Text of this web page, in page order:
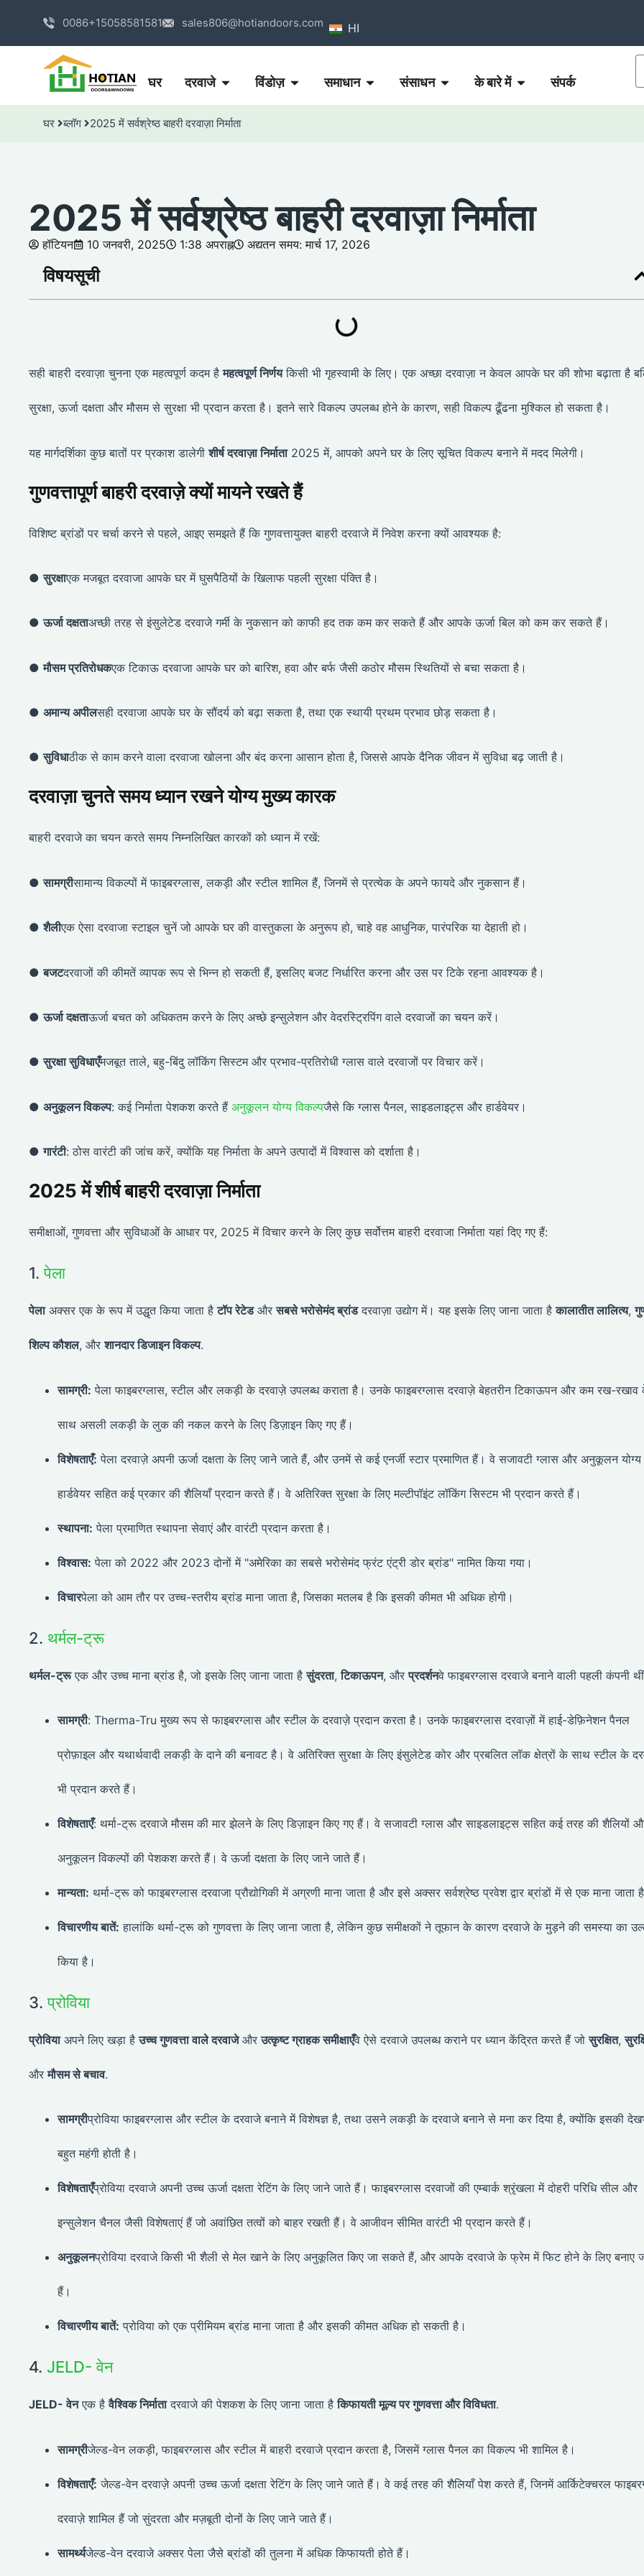
0086+15058581581 sales806@hotiandoors.com HI
घर दरवाजे विंडोज़ समाधान संसाधन के बारे में संपर्क
घर ब्लॉग 2025 में सर्वश्रेष्ठ बाहरी दरवाज़ा निर्माता
2025 में सर्वश्रेष्ठ बाहरी दरवाज़ा निर्माता
हॉटियन 10 जनवरी, 2025 1:38 अपराह्न अद्यतन समय: मार्च 17, 2026
विषयसूची
सही बाहरी दरवाज़ा चुनना एक महत्वपूर्ण कदम हैमहत्वपूर्ण निर्णयकिसी भी गृहस्वामी के लिए। एक अच्छा दरवाज़ा न केवल आपके घर की शोभा बढ़ाता है
सुरक्षा, ऊर्जा दक्षता और मौसम से सुरक्षा भी प्रदान करता है। इतने सारे विकल्प उपलब्ध होने के कारण, सही विकल्प ढूँढना मुश्किल हो सकता है।
यह मार्गदर्शिका कुछ बातों पर प्रकाश डालेगीशीर्ष दरवाज़ा निर्माता2025 में, आपको अपने घर के लिए सूचित विकल्प बनाने में मदद मिलेगी।
गुणवत्तापूर्ण बाहरी दरवाज़े क्यों मायने रखते हैं
विशिष्ट ब्रांडों पर चर्चा करने से पहले, आइए समझते हैं कि गुणवत्तायुक्त बाहरी दरवाजे में निवेश करना क्यों आवश्यक है:
●सुरक्षाएक मजबूत दरवाजा आपके घर में घुसपैठियों के खिलाफ पहली सुरक्षा पंक्ति है।
●ऊर्जा दक्षताअच्छी तरह से इंसुलेटेड दरवाजे गर्मी के नुकसान को काफी हद तक कम कर सकते हैं और आपके ऊर्जा बिल को कम कर सकते हैं।
●मौसम प्रतिरोधकएक टिकाऊ दरवाजा आपके घर को बारिश, हवा और बर्फ जैसी कठोर मौसम स्थितियों से बचा सकता है।
● अमान्य अपीलसही दरवाजा आपके घर के सौंदर्य को बढ़ा सकता है, तथा एक स्थायी प्रथम प्रभाव छोड़ सकता है।
●सुविधाठीक से काम करने वाला दरवाजा खोलना और बंद करना आसान होता है, जिससे आपके दैनिक जीवन में सुविधा बढ़ जाती है।
दरवाज़ा चुनते समय ध्यान रखने योग्य मुख्य कारक
बाहरी दरवाजे का चयन करते समय निम्नलिखित कारकों को ध्यान में रखें:
●सामग्रीसामान्य विकल्पों में फाइबरग्लास, लकड़ी और स्टील शामिल हैं, जिनमें से प्रत्येक के अपने फायदे और नुकसान हैं।
●शैलीएक ऐसा दरवाजा स्टाइल चुनें जो आपके घर की वास्तुकला के अनुरूप हो, चाहे वह आधुनिक, पारंपरिक या देहाती हो।
●बजटदरवाजों की कीमतें व्यापक रूप से भिन्न हो सकती हैं, इसलिए बजट निर्धारित करना और उस पर टिके रहना आवश्यक है।
●ऊर्जा दक्षताऊर्जा बचत को अधिकतम करने के लिए अच्छे इन्सुलेशन और वेदरस्ट्रिपिंग वाले दरवाजों का चयन करें।
●सुरक्षा सुविधाएँमजबूत ताले, बहु-बिंदु लॉकिंग सिस्टम और प्रभाव-प्रतिरोधी ग्लास वाले दरवाजों पर विचार करें।
● अनुकूलन विकल्प: कई निर्माता पेशकश करते हैं अनुकूलन योग्य विकल्पजैसे कि ग्लास पैनल, साइडलाइट्स और हार्डवेयर।
●गारंटी: ठोस वारंटी की जांच करें, क्योंकि यह निर्माता के अपने उत्पादों में विश्वास को दर्शाता है।
2025 में शीर्ष बाहरी दरवाज़ा निर्माता
समीक्षाओं, गुणवत्ता और सुविधाओं के आधार पर, 2025 में विचार करने के लिए कुछ सर्वोत्तम बाहरी दरवाजा निर्माता यहां दिए गए हैं:
1.पेला
पेलाअक्सर एक के रूप में उद्धृत किया जाता हैटॉप रेटेडऔरसबसे भरोसेमंद ब्रांडदरवाज़ा उद्योग में। यह इसके लिए जाना जाता हैकालातीत लालित्य,
शिल्प कौशल, औरशानदार डिजाइन विकल्प.
सामग्री: पेला फाइबरग्लास, स्टील और लकड़ी के दरवाज़े उपलब्ध कराता है। उनके फाइबरग्लास दरवाज़े बेहतरीन टिकाऊपन और कम रख-रखाव
साथ असली लकड़ी के लुक की नकल करने के लिए डिज़ाइन किए गए हैं।
विशेषताएँ: पेला दरवाज़े अपनी ऊर्जा दक्षता के लिए जाने जाते हैं, और उनमें से कई एनर्जी स्टार प्रमाणित हैं। वे सजावटी ग्लास और अनुकूलन योग्य
हार्डवेयर सहित कई प्रकार की शैलियाँ प्रदान करते हैं। वे अतिरिक्त सुरक्षा के लिए मल्टीपॉइंट लॉकिंग सिस्टम भी प्रदान करते हैं।
स्थापना: पेला प्रमाणित स्थापना सेवाएं और वारंटी प्रदान करता है।
विश्वास: पेला को 2022 और 2023 दोनों में "अमेरिका का सबसे भरोसेमंद फ्रंट एंट्री डोर ब्रांड" नामित किया गया।
विचारपेला को आम तौर पर उच्च-स्तरीय ब्रांड माना जाता है, जिसका मतलब है कि इसकी कीमत भी अधिक होगी।
2. थर्मल-ट्रू
थर्मल-ट्रूएक और उच्च माना ब्रांड है, जो इसके लिए जाना जाता हैसुंदरता,टिकाऊपन, औरप्रदर्शनवे फाइबरग्लास दरवाजे बनाने वाली पहली कंपनी
सामग्री: Therma-Tru मुख्य रूप से फाइबरग्लास और स्टील के दरवाज़े प्रदान करता है। उनके फाइबरग्लास दरवाज़ों में हाई-डेफ़िनेशन पैनल
प्रोफ़ाइल और यथार्थवादी लकड़ी के दाने की बनावट है। वे अतिरिक्त सुरक्षा के लिए इंसुलेटेड कोर और प्रबलित लॉक क्षेत्रों के साथ स्टील के
भी प्रदान करते हैं।
विशेषताएँ: थर्मा-ट्रू दरवाजे मौसम की मार झेलने के लिए डिज़ाइन किए गए हैं। वे सजावटी ग्लास और साइडलाइट्स सहित कई तरह की शैलियों
अनुकूलन विकल्पों की पेशकश करते हैं। वे ऊर्जा दक्षता के लिए जाने जाते हैं।
मान्यता: थर्मा-ट्रू को फाइबरग्लास दरवाजा प्रौद्योगिकी में अग्रणी माना जाता है और इसे अक्सर सर्वश्रेष्ठ प्रवेश द्वार ब्रांडों में से एक माना जाता
विचारणीय बातें: हालांकि थर्मा-ट्रू को गुणवत्ता के लिए जाना जाता है, लेकिन कुछ समीक्षकों ने तूफान के कारण दरवाजे के मुड़ने की समस्या का
किया है।
3.प्रोविया
प्रोवियाअपने लिए खड़ा हैउच्च गुणवत्ता वाले दरवाजेऔरउत्कृष्ट ग्राहक समीक्षाएँवे ऐसे दरवाजे उपलब्ध कराने पर ध्यान केंद्रित करते हैं जोसुरक्षित,
औरमौसम से बचाव.
सामग्रीप्रोविया फाइबरग्लास और स्टील के दरवाजे बनाने में विशेषज्ञ है, तथा उसने लकड़ी के दरवाजे बनाने से मना कर दिया है, क्योंकि इसकी
बहुत महंगी होती है।
विशेषताएँप्रोविया दरवाजे अपनी उच्च ऊर्जा दक्षता रेटिंग के लिए जाने जाते हैं। फाइबरग्लास दरवाजों की एम्बार्क श्रृंखला में दोहरी परिधि सील और
इन्सुलेशन चैनल जैसी विशेषताएं हैं जो अवांछित तत्वों को बाहर रखती हैं। वे आजीवन सीमित वारंटी भी प्रदान करते हैं।
अनुकूलनप्रोविया दरवाजे किसी भी शैली से मेल खाने के लिए अनुकूलित किए जा सकते हैं, और आपके दरवाजे के फ्रेम में फिट होने के लिए बनाए
हैं।
विचारणीय बातें: प्रोविया को एक प्रीमियम ब्रांड माना जाता है और इसकी कीमत अधिक हो सकती है।
4. JELD- वेन
JELD- वेनएक हैवैश्विक निर्मातादरवाजे की पेशकश के लिए जाना जाता हैकिफायती मूल्य पर गुणवत्ता और विविधता.
सामग्रीजेल्ड-वेन लकड़ी, फाइबरग्लास और स्टील में बाहरी दरवाजे प्रदान करता है, जिसमें ग्लास पैनल का विकल्प भी शामिल है।
विशेषताएँ: जेल्ड-वेन दरवाज़े अपनी उच्च ऊर्जा दक्षता रेटिंग के लिए जाने जाते हैं। वे कई तरह की शैलियाँ पेश करते हैं, जिनमें आर्किटेक्चरल
दरवाज़े शामिल हैं जो सुंदरता और मज़बूती दोनों के लिए जाने जाते हैं।
सामर्थ्यजेल्ड-वेन दरवाजे अक्सर पेला जैसे ब्रांडों की तुलना में अधिक किफायती होते हैं।